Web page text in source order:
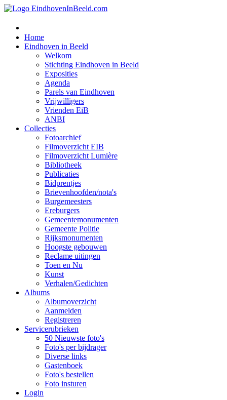
Home
Eindhoven in Beeld
Welkom
Stichting Eindhoven in Beeld
Exposities
Agenda
Parels van Eindhoven
Vrijwilligers
Vrienden EiB
ANBI
Collecties
Fotoarchief
Filmoverzicht EIB
Filmoverzicht Lumière
Bibliotheek
Publicaties
Bidprentjes
Brievenhoofden/nota's
Burgemeesters
Ereburgers
Gemeentemonumenten
Gemeente Politie
Rijksmonumenten
Hoogste gebouwen
Reclame uitingen
Toen en Nu
Kunst
Verhalen/Gedichten
Albums
Albumoverzicht
Aanmelden
Registreren
Servicerubrieken
50 Nieuwste foto's
Foto's per bijdrager
Diverse links
Gastenboek
Foto's bestellen
Foto insturen
Login